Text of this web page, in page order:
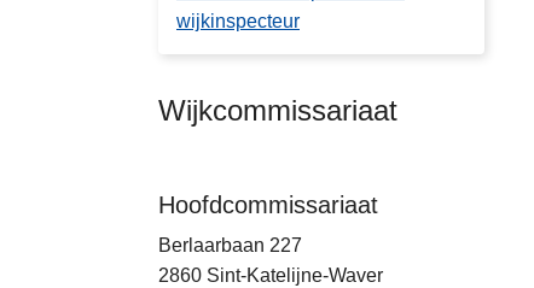
wijkinspecteur
Wijkcommissariaat
Hoofdcommissariaat
Berlaarbaan 227
2860 Sint-Katelijne-Waver